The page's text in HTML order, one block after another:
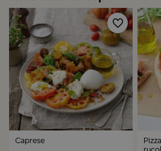
Spara
Caprese